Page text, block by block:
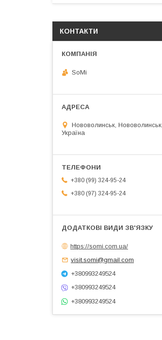
КОНТАКТИ
SoMi
Нововолинськ, Нововолинськ,
Україна
+380 (99) 324-95-24
+380 (97) 324-95-24
https://somi.com.ua/
visit.somi@gmail.com
+380993249524
+380993249524
+380993249524